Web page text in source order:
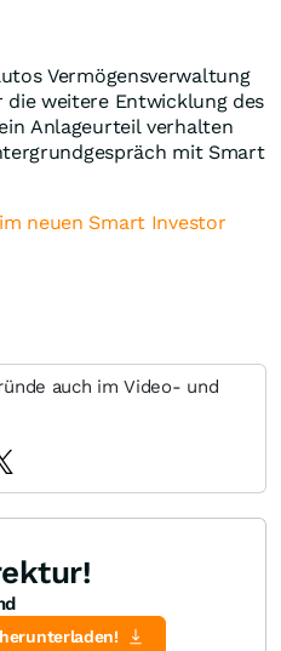
Vermögensverwaltung
die weitere Entwicklung des
Anlageurteil verhalten
mit Smart
neuen Smart Investor
auch im Video- und